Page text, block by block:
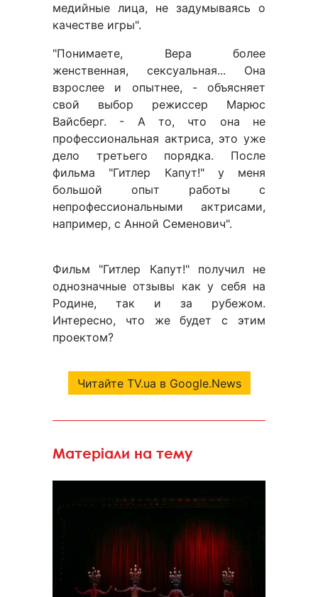
медийные лица, не задумываясь о
качестве игры".
"Понимаете, Вера более
женственная, сексуальная... Она
взрослее и опытнее, - объясняет
свой выбор режиссер Марюс
Вайсберг. - А то, что она не
профессиональная актриса, это уже
дело третьего порядка. После
фильма "Гитлер Капут!" у меня
большой опыт работы с
непрофессиональными актрисами,
например, с Анной Семенович".
Фильм "Гитлер Капут!" получил не
однозначные отзывы как у себя на
Родине, так и за рубежом.
Интересно, что же будет с этим
проектом?
Читайте TV.ua в Google.News
Матеріали на тему